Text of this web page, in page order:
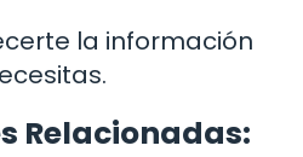
la información
Relacionadas: